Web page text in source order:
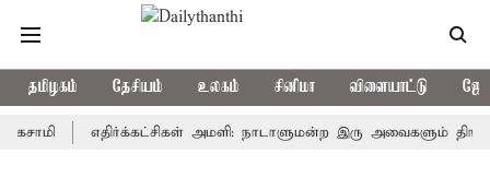
தமிழகம் தேசியம் உலகம் சினிமா விளையாட்டு
எதிர்க்கட்சிகள் அமளி: நாடாளுமன்ற இரு அவைகளும்